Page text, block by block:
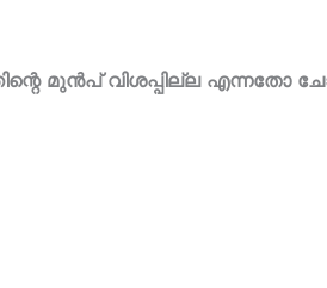
മുൻപ് വിശപ്പില്ല